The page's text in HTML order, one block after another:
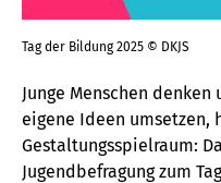
Tag der Bildung 2025 © DKJS
Junge Menschen
eigene Ideen umsetzen,
Gestaltungsspielraum:
Jugendbefragung zum